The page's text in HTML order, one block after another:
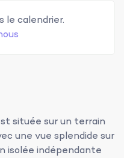
le calendrier.
située sur un terrain
une vue splendide sur
isolée indépendante